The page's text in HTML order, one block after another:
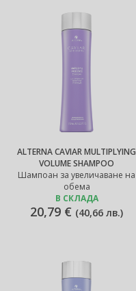
ALTERNA CAVIAR MULTIPLYING
VOLUME SHAMPOO
Шампоан за увеличаване на
обема
В СКЛАДА
20,79 € (40,66 лв.)